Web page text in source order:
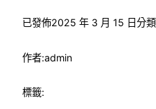
已發佈2025 年 3 月 15 日分
作者:admin
標籤: